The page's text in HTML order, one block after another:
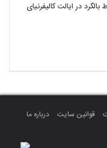
در ایالت کالیفرنیای
قوانین سایت
درباره ما